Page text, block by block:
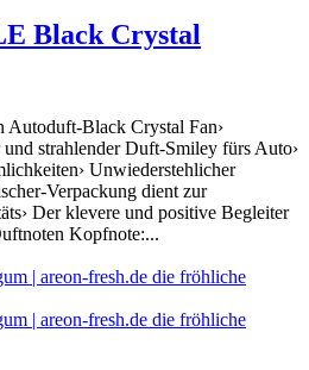
Black Crystal
Autoduft-Black Crystal Fan›
strahlender Duft-Smiley fürs Auto›
Unwiederstehlicher
Verpackung dient zur
Der klevere und positive Begleiter
Kopfnote:...